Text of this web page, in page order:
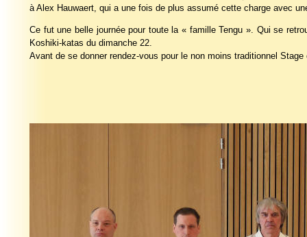
à Alex Hauwaert, qui a une fois de plus assumé cette charge avec
Ce fut une belle journée pour toute la « famille Tengu ». Qui se
Koshiki-katas du dimanche 22.
Avant de se donner rendez-vous pour le non moins traditionnel